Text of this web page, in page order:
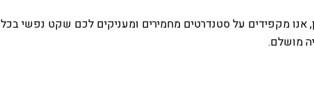
אנו מקפידים על סטנדרטים מחמירים ומעניקים לכם שקט נפשי
מושלם.